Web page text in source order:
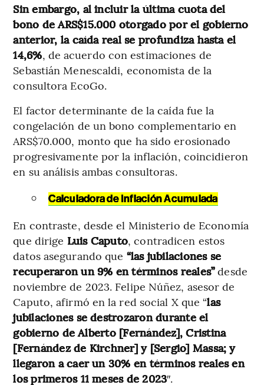
Sin embargo, al incluir la última cuota del
bono de ARS$15.000 otorgado por el gobierno
anterior, la caída real se profundiza hasta el
14,6%, de acuerdo con estimaciones de
Sebastián Menescaldi, economista de la
consultora EcoGo.
El factor determinante de la caída fue la
congelación de un bono complementario en
ARS$70.000, monto que ha sido erosionado
progresivamente por la inflación, coincidieron
en su análisis ambas consultoras.
Calculadora de Inflación Acumulada
En contraste, desde el Ministerio de Economía
que dirige Luis Caputo, contradicen estos
datos asegurando que “las jubilaciones se
recuperaron un 9% en términos reales”desde
noviembre de 2023. Felipe Núñez, asesor de
Caputo, afirmó en la red social X que “las
jubilaciones se destrozaron durante el
gobierno de Alberto [Fernández], Cristina
[Fernández de Kirchner] y [Sergio] Massa; y
llegaron a caer un 30% en términos reales en
los primeros 11 meses de 2023″.